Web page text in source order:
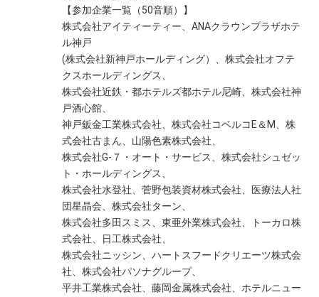
【参加企業一覧（50音順）】
株式会社アイティーティー、ANAクラウンプラザホテ
ル神戸
(株式会社新神戸ホールディング）、株式会社オフテ
クスホールディングス、
株式会社近鉄・都ホテルズ都ホテル尼崎、株式会社神
戸酒心館、
神戸鈑金工業株式会社、株式会社コベルコE＆M、株
式会社古まん、山陽色素株式会社、
株式会社G-７・オート・サービス、株式会社シュゼッ
ト・ホールディングス、
株式会社水登社、菅野包装資材株式会社、医療法人社
団星晶会、株式会社ターン、
株式会社多田スミス、東亜外業株式会社、トーカロ株
式会社、日工株式会社、
株式会社ニッシン、ハートスフードクリエーツ株式会
社、株式会社パソナグループ、
平井工業株式会社、藤岡金属株式会社、ホテルニュー